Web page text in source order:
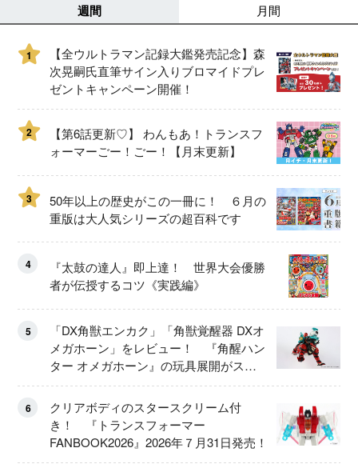
週間 月間
1
【全ウルトラマン記録大鑑発売記念】森
次晃嗣氏直筆サイン入りブロマイドプレ
ゼントキャンペーン開催！
2
【第6話更新♡】 わんもあ！トランスフ
ォーマーごー！ごー！【月末更新】
3
50年以上の歴史がこの一冊に！ ６月の
重版は大人気シリーズの超百科です
4
『太鼓の達人』即上達！ 世界大会優勝
者が伝授するコツ《実践編》
5
「DX角獣エンカク」「角獣覚醒器 DXオ
メガホーン」をレビュー！ 『角醒ハン
ター オメガホーン』の玩具展開がスタ
ート！
6
クリアボディのスタースクリーム付
き！ 『トランスフォーマー
FANBOOK2026』2026年７月31日発売！